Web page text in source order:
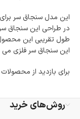
وجود دارد.
امکان پرداخت
خرید اقساطی
است.
ضمانت اصالت
گارانتی
این مدل سنجاق سر
در طراحی این سنجاق سر
طول تقریبی این محصول 7 سانتی متر
این سنجاق سر فلزی می
برای بازدید از
روش‌های خرید